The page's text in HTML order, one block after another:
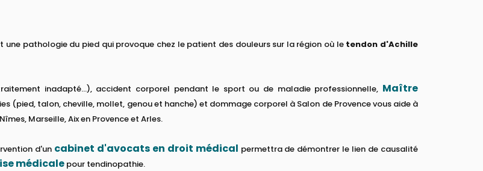
une pathologie du pied qui provoque chez le patient des douleurs sur la région où le tendon d'Achille
inadapté...), accident corporel pendant le sport ou de maladie professionnelle, Maître
(pied, talon, cheville, mollet, genou et hanche) et dommage corporel à Salon de Provence vous aide à
Marseille, Aix en Provence et Arles.
d'un cabinet d'avocats en droit médical permettra de démontrer le lien de causalité
médicale pour tendinopathie.